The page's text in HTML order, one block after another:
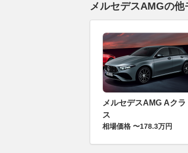
メルセデスAMGの
メルセデスAMG Aクラ
ス
相場価格 〜178.3万円